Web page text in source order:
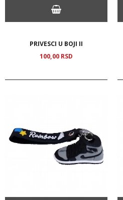
PRIVESCI U BOJI II
100,00 RSD